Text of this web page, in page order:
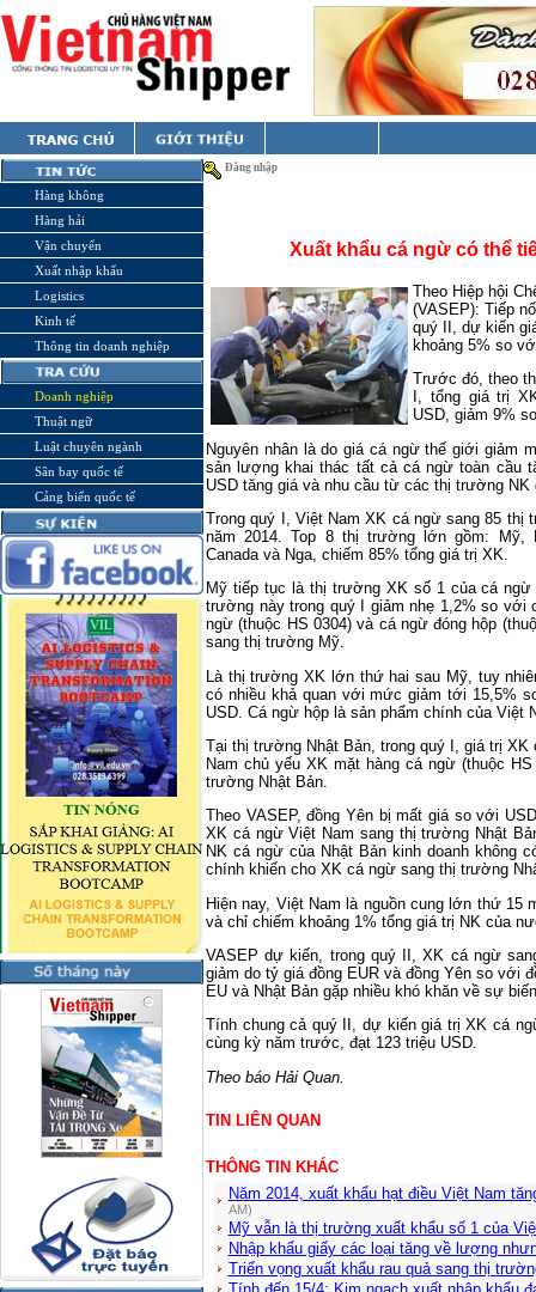
Hàng không
Hàng hải
Vận chuyển
Xuất nhập khẩu
Logistics
Kinh tế
Thông tin doanh nghiệp
Doanh nghiệp
Thuật ngữ
Luật chuyên ngành
Sân bay quốc tế
Cảng biển quốc tế
Đăng nhập
Xuất khẩu cá ngừ có thể
Theo Hiệp hội
(VASEP): Tiếp
quý II, dự kiến
khoảng 5% so
Trước đó, theo
I, tổng giá trị
USD, giảm 9%
Nguyên nhân là do giá cá ngừ thế giới giảm
sản lượng khai thác tất cả cá ngừ toàn cầu
USD tăng giá và nhu cầu từ các thị trường NK
Trong quý I, Việt Nam XK cá ngừ sang 85
năm 2014. Top 8 thị trường lớn gồm: Mỹ,
Canada và Nga, chiếm 85% tổng giá trị XK.
Mỹ tiếp tục là thị trường XK số 1 của cá
trường này trong quý I giảm nhẹ 1,2% so với
ngừ (thuộc HS 0304) và cá ngừ đóng hộp
sang thị trường Mỹ.
Là thị trường XK lớn thứ hai sau Mỹ, tuy
có nhiều khả quan với mức giảm tới 15,5%
USD. Cá ngừ hộp là sản phẩm chính của Việt
Tại thị trường Nhật Bản, trong quý I, giá trị
Nam chủ yếu XK mặt hàng cá ngừ (thuộc
trường Nhật Bản.
Theo VASEP, đồng Yên bị mất giá so với
XK cá ngừ Việt Nam sang thị trường Nhật
NK cá ngừ của Nhật Bản kinh doanh không
chính khiến cho XK cá ngừ sang thị trường
Hiện nay, Việt Nam là nguồn cung lớn thứ 15
và chỉ chiếm khoảng 1% tổng giá trị NK của
VASEP dự kiến, trong quý II, XK cá ngừ
giảm do tỷ giá đồng EUR và đồng Yên so với
EU và Nhật Bản gặp nhiều khó khăn về sự
Tính chung cả quý II, dự kiến giá trị XK cá
cùng kỳ năm trước, đạt 123 triệu USD.
Theo báo Hải Quan.
TIN LIÊN QUAN
THÔNG TIN KHÁC
Năm 2014, xuất khẩu hạt điều Việt Nam
AM)
Mỹ vẫn là thị trường xuất khẩu số 1 của
Nhập khẩu giấy các loại tăng về lượng
Triển vọng xuất khẩu rau quả sang thị